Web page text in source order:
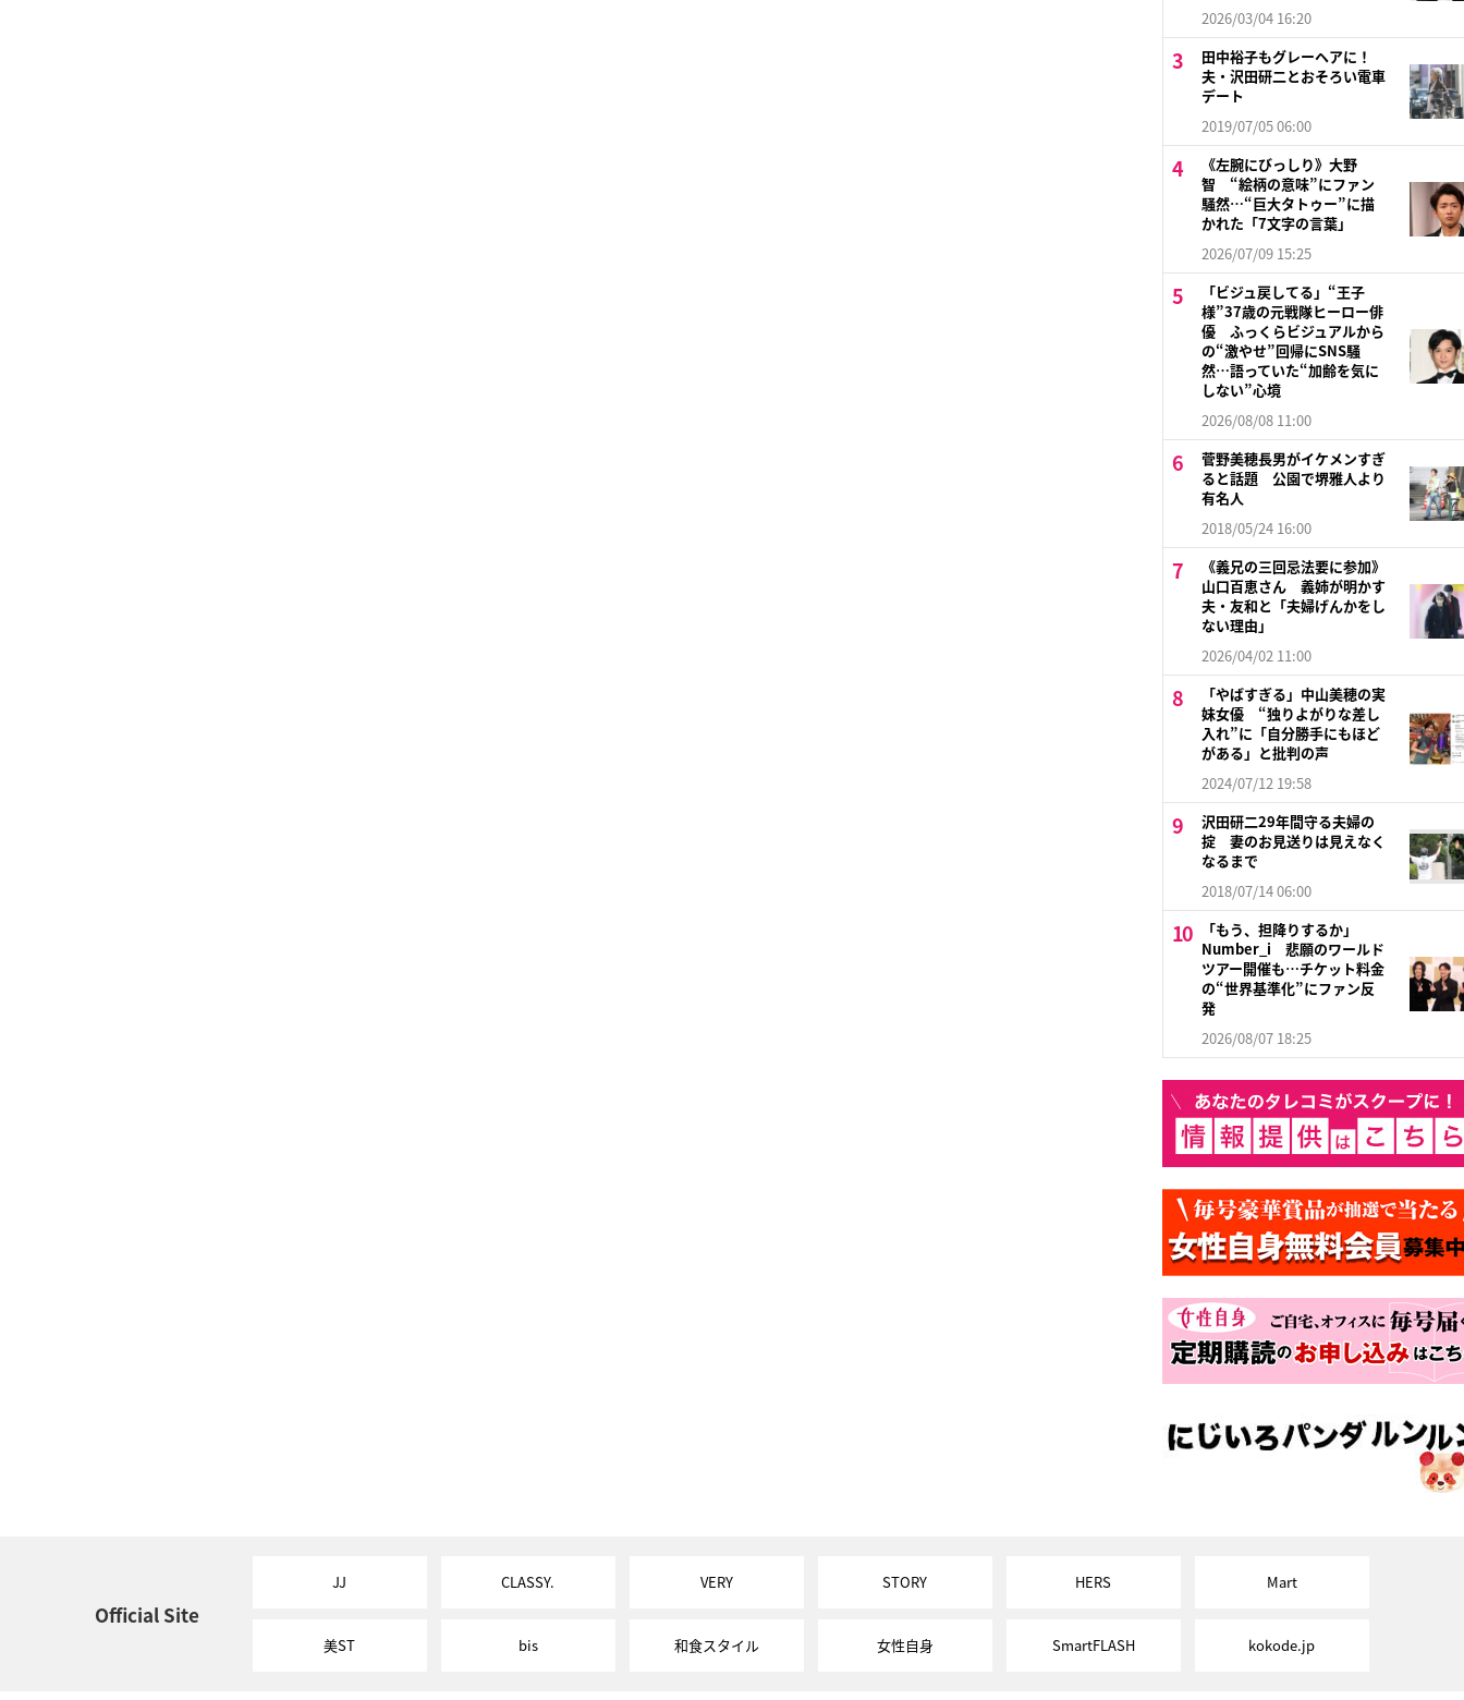
2026/03/04 16:20
田中裕子もグレーヘアに！
夫・沢田研二とおそろい電車
デート
2019/07/05 06:00
《左腕にびっしり》大野
智 “絵柄の意味”にファン
騒然…“巨大タトゥー”に描
かれた「7文字の言葉」
2026/07/09 15:25
「ビジュ戻してる」“王子
様”37歳の元戦隊ヒーロー俳
優 ふっくらビジュアルから
の“激やせ”回帰にSNS騒
然…語っていた“加齢を気に
しない”心境
2026/08/08 11:00
菅野美穂長男がイケメンすぎ
ると話題 公園で堺雅人より
有名人
2018/05/24 16:00
《義兄の三回忌法要に参加》
山口百恵さん 義姉が明かす
夫・友和と「夫婦げんかをし
ない理由」
2026/04/02 11:00
「やばすぎる」中山美穂の実
妹女優 “独りよがりな差し
入れ”に「自分勝手にもほど
がある」と批判の声
2024/07/12 19:58
沢田研二29年間守る夫婦の
掟 妻のお見送りは見えなく
なるまで
2018/07/14 06:00
「もう、担降りするか」
Number_i 悲願のワールド
ツアー開催も…チケット料金
の“世界基準化”にファン反
発
2026/08/07 18:25
Official Site
JJ CLASSY. VERY STORY HERS Mart
美ST bis 和食スタイル 女性自身 SmartFLASH kokode.jp